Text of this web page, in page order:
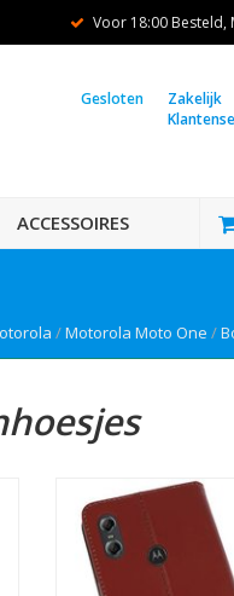
Voor 18:00 Besteld,
Zakelijk
Gesloten
ACCESSOIRES
/Motorola Moto One /